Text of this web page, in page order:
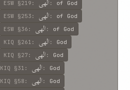
ESW §219 : : of God
ESW §253 : الهی : of God
ESW §36 : الهی : of God
KIQ §261 : الهی : God
KIQ §27 : الهی : God
KIQ §31 : الهی : God
KIQ §58 : الهی : God